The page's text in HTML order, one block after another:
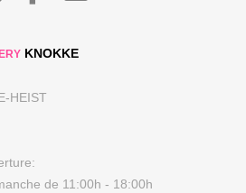
KNOKKE
HEIST
de 11:00h - 18:00h